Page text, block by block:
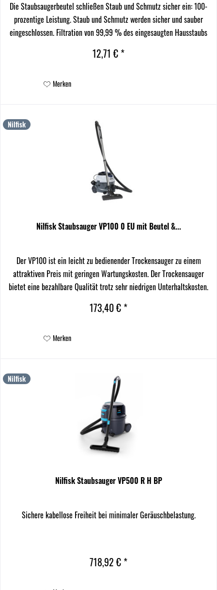
Die Staubsaugerbeutel schließen Staub und Schmutz sicher ein: 100-
prozentige Leistung. Staub und Schmutz werden sicher und sauber
eingeschlossen. Filtration von 99,99 % des eingesaugten Hausstaubs
12,71 € *
Merken
Nilfisk
Nilfisk Staubsauger VP100 0 EU mit Beutel &...
Der VP100 ist ein leicht zu bedienender Trockensauger zu einem
attraktiven Preis mit geringen Wartungskosten. Der Trockensauger
bietet eine bezahlbare Qualität trotz sehr niedrigen Unterhaltskosten.
173,40 € *
Merken
Nilfisk
Nilfisk Staubsauger VP500 R H BP
Sichere kabellose Freiheit bei minimaler Geräuschbelastung.
718,92 € *